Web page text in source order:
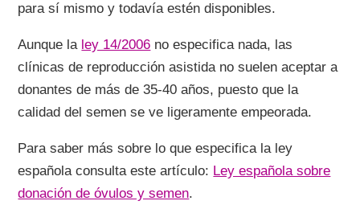
para sí mismo y todavía estén disponibles.
Aunque la ley 14/2006 no especifica nada, las
clínicas de reproducción asistida no suelen aceptar a
donantes de más de 35-40 años, puesto que la
calidad del semen se ve ligeramente empeorada.
Para saber más sobre lo que especifica la ley
española consulta este artículo: Ley española sobre
donación de óvulos y semen.